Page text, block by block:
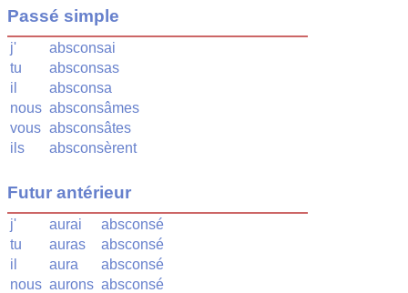
Passé simple
j'
absconsai
tu
absconsas
il
absconsa
nous absconsâmes
vous absconsâtes
ils
absconsèrent
Futur antérieur
j' aurai
absconsé
tu
auras
absconsé
il
aura
absconsé
nous aurons absconsé